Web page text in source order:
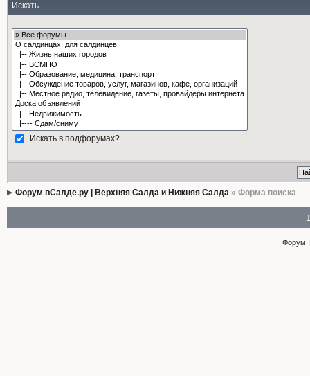
Искать
Искать в подфорумах?
Форум вСалде.ру | Верхняя Салда и Нижняя Салда» Форма поиска
Форум